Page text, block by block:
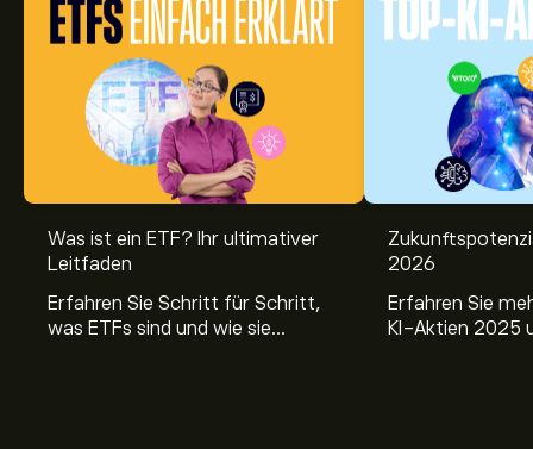
Was ist ein ETF? Ihr ultimativer
Leitfaden
Erfahren Sie Schritt für Schritt,
was ETFs sind und wie sie
2026
Erfahren Sie
KI-Aktien 2025